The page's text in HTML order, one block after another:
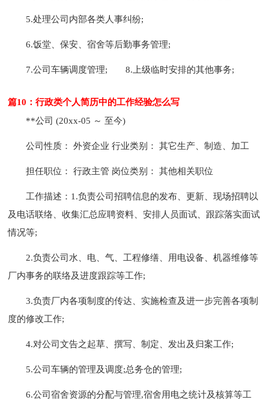
5.处理公司内部各类人事纠纷;
6.饭堂、保安、宿舍等后勤事务管理;
7.公司车辆调度管理; 8.上级临时安排的其他事务;
篇10：行政类个人简历中的工作经验怎么写
**公司 (20xx-05 ～ 至今)
公司性质： 外资企业 行业类别： 其它生产、制造、加工
担任职位： 行政主管 岗位类别： 其他相关职位
工作描述：1.负责公司招聘信息的发布、更新、现场招聘以
及电话联络、收集汇总应聘资料、安排人员面试、跟踪落实面试
情况等;
2.负责公司水、电、气、工程修缮、用电设备、机器维修等
厂内事务的联络及进度跟踪等工作;
3.负责厂内各项制度的传达、实施检查及进一步完善各项制
度的修改工作;
4.对公司文告之起草、撰写、制定、发出及归案工作;
5.公司车辆的管理及调度;总务仓的管理;
6.公司宿舍资源的分配与管理,宿舍用电之统计及核算等工